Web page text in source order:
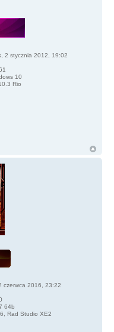
2 stycznia 2012, 19:02
10
Rio
czerwca 2016, 23:22
64b
Rad Studio XE2